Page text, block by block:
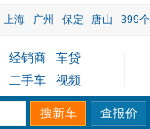
上海 广州 保定 唐山 399
经销商
车贷
二手车 视频